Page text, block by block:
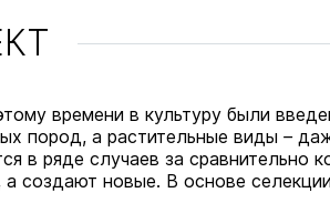
времени в культуру были
пород, а растительные виды –
ряде случаев за сравнительно
новые. В основе